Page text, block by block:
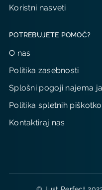
Koristni nasveti
POTREBUJETE POMOČ?
O nas
Politika zasebnosti
Splošni pogoji najema
Politika spletnih
Kontaktiraj nas